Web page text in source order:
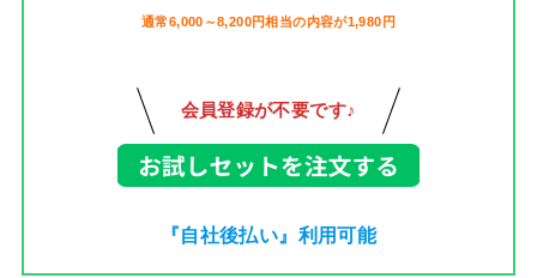
通常6,000～8,200円相当の内容が1,980円
会員登録が不要です♪
『自社後払い』利用可能